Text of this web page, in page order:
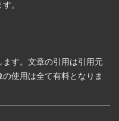
。
す。文章の引用は引用元
使用は全て有料となりま